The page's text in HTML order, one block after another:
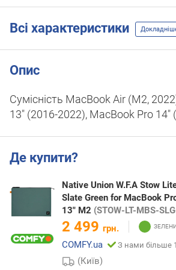
Всі характеристики
Опис
Сумісність MacBook Air (M2,
13" (2016-2022), MacBook Pro 14"
Де купити?
Native Union W.F.A Stow
Slate Green for MacBook
13" M2 (STOW-LT-MBS-
2 499 грн.
COMFY.ua
З нами більше
(Київ)